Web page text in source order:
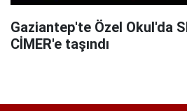
Gaziantep'te Özel Okul'da
CİMER'e taşındı